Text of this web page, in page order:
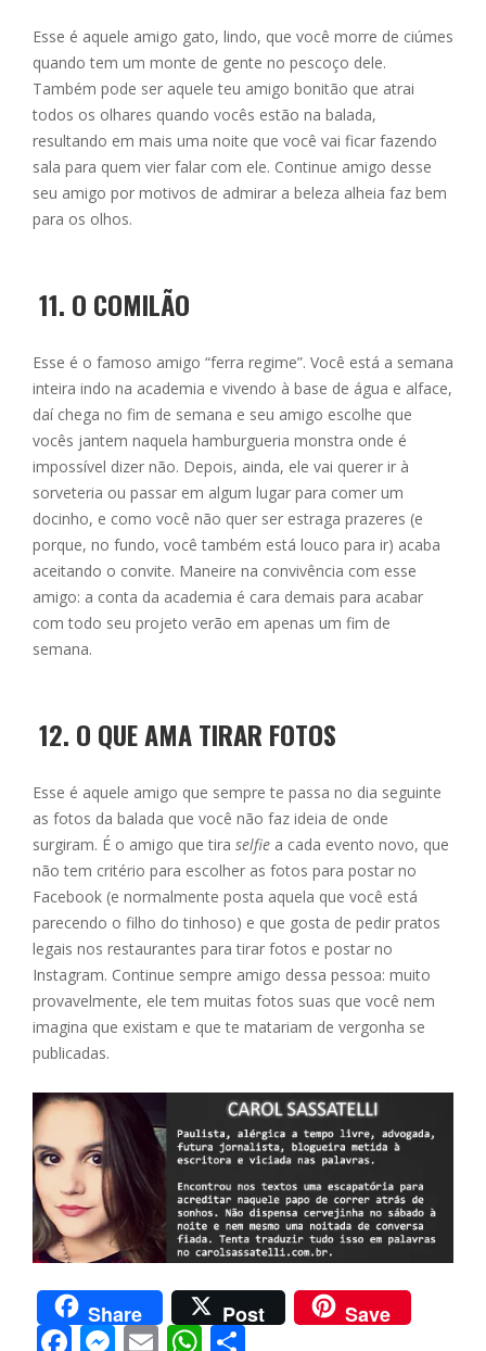
Esse é aquele amigo gato, lindo, que você morre de ciúmes
quando tem um monte de gente no pescoço dele.
Também pode ser aquele teu amigo bonitão que atrai
todos os olhares quando vocês estão na balada,
resultando em mais uma noite que você vai ficar fazendo
sala para quem vier falar com ele. Continue amigo desse
seu amigo por motivos de admirar a beleza alheia faz bem
para os olhos.
11. O COMILÃO
Esse é o famoso amigo “ferra regime”. Você está a semana
inteira indo na academia e vivendo à base de água e alface,
daí chega no fim de semana e seu amigo escolhe que
vocês jantem naquela hamburgueria monstra onde é
impossível dizer não. Depois, ainda, ele vai querer ir à
sorveteria ou passar em algum lugar para comer um
docinho, e como você não quer ser estraga prazeres (e
porque, no fundo, você também está louco para ir) acaba
aceitando o convite. Maneire na convivência com esse
amigo: a conta da academia é cara demais para acabar
com todo seu projeto verão em apenas um fim de
semana.
12. O QUE AMA TIRAR FOTOS
Esse é aquele amigo que sempre te passa no dia seguinte
as fotos da balada que você não faz ideia de onde
surgiram. É o amigo que tira selfie a cada evento novo, que
não tem critério para escolher as fotos para postar no
Facebook (e normalmente posta aquela que você está
parecendo o filho do tinhoso) e que gosta de pedir pratos
legais nos restaurantes para tirar fotos e postar no
Instagram. Continue sempre amigo dessa pessoa: muito
provavelmente, ele tem muitas fotos suas que você nem
imagina que existam e que te matariam de vergonha se
publicadas.
Share Post Save